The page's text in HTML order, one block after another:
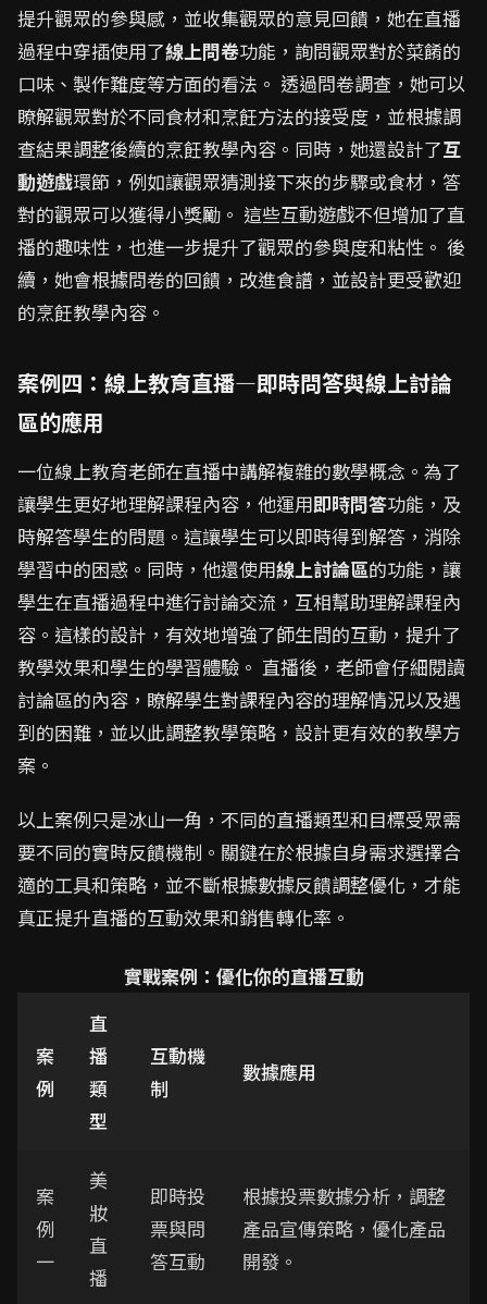
提升觀眾的參與感，並收集觀眾的意見回饋，她在直播
過程中穿插使用了線上問卷功能，詢問觀眾對於菜餚的
口味、製作難度等方面的看法。 透過問卷調查，她可以
瞭解觀眾對於不同食材和烹飪方法的接受度，並根據調
查結果調整後續的烹飪教學內容。同時，她還設計了互
動遊戲環節，例如讓觀眾猜測接下來的步驟或食材，答
對的觀眾可以獲得小獎勵。 這些互動遊戲不但增加了直
播的趣味性，也進一步提升了觀眾的參與度和粘性。 後
續，她會根據問卷的回饋，改進食譜，並設計更受歡迎
的烹飪教學內容。
案例四：線上教育直播—即時問答與線上討論
區的應用
一位線上教育老師在直播中講解複雜的數學概念。為了
讓學生更好地理解課程內容，他運用即時問答功能，及
時解答學生的問題。這讓學生可以即時得到解答，消除
學習中的困惑。同時，他還使用線上討論區的功能，讓
學生在直播過程中進行討論交流，互相幫助理解課程內
容。這樣的設計，有效地增強了師生間的互動，提升了
教學效果和學生的學習體驗。 直播後，老師會仔細閱讀
討論區的內容，瞭解學生對課程內容的理解情況以及遇
到的困難，並以此調整教學策略，設計更有效的教學方
案。
以上案例只是冰山一角，不同的直播類型和目標受眾需
要不同的實時反饋機制。關鍵在於根據自身需求選擇合
適的工具和策略，並不斷根據數據反饋調整優化，才能
真正提升直播的互動效果和銷售轉化率。
實戰案例：優化你的直播互動
案
例
直
播
類
型
互動機
制
數據應用
案
例
一
美
妝
直
播
即時投
票與問
答互動
根據投票數據分析，調整
產品宣傳策略，優化產品
開發。